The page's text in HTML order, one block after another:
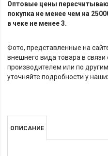
Оптовые цены
покупка не менее чем на
в чеке не менее 3.
Фото, представленные на
внешнего вида товара в связи
производителем или по
уточняйте подробности у
ОПИСАНИЕ